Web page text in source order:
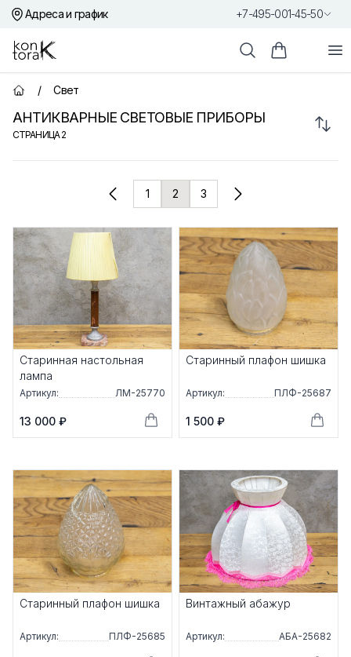
Адреса и график +7-495-001-45-50
Контора К
ПоискКорзина
Главная страница
/ Свет
АНТИКВАРНЫЕ СВЕТОВЫЕ ПРИБОРЫ
СТРАНИЦА2
1 2 3
Старинная настольная
лампа
Артикул: ЛМ-25770
13 000 ₽
Старинный плафон шишка
Артикул: ПЛФ-25687
1 500 ₽
Старинный плафон шишка
Артикул: ПЛФ-25685
Винтажный абажур
Артикул: АБА-25682